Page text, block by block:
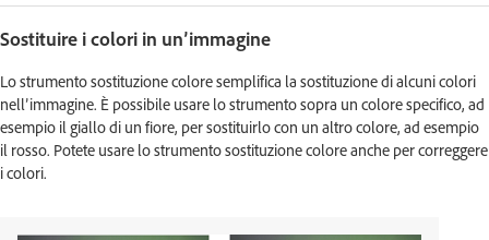
Sostituire i colori in un’immagine
Lo strumento sostituzione colore semplifica la sostituzione di alcuni colori
nell’immagine. È possibile usare lo strumento sopra un colore specifico, ad
esempio il giallo di un fiore, per sostituirlo con un altro colore, ad esempio
il rosso. Potete usare lo strumento sostituzione colore anche per correggere
i colori.